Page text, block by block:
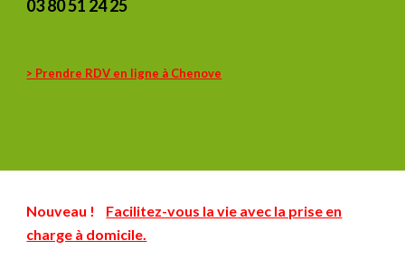
03 80 51 24 25
> Prendre RDV en ligne à Chenove
Nouveau ! Facilitez-vous la vie avec la prise en
charge à domicile.